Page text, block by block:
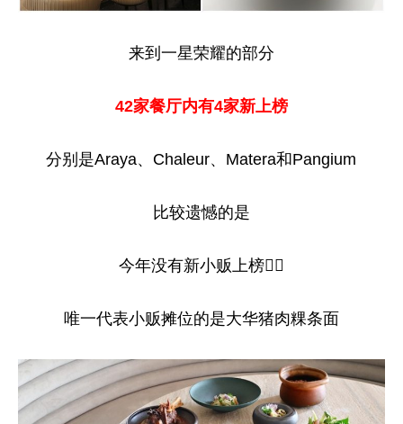
来到一星荣耀的部分
42家餐厅内有4家新上榜
分别是Araya、Chaleur、Matera和Pangium
比较遗憾的是
今年没有新小贩上榜😮‍💨
唯一代表小贩摊位的是大华猪肉粿条面